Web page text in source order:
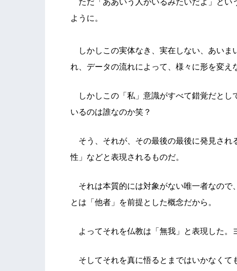
ただ「ああいう人がいるみたいだよ」とい
ように。
しかしこの実体なき、実在しない、あいま
れ、データの流れによって、様々に形を変え
しかしこの「私」意識がすべて錯覚だとし
いるのは誰なのか笑？
そう、それが、その最後の最後に発見され
性」などと表現されるものだ。
それは本質的には対象がない唯一者なので
とは「他者」を前提とした概念だから。
よってそれを仏教は「無我」と表現した。
そしてそれを真に悟るとまではいかなくて